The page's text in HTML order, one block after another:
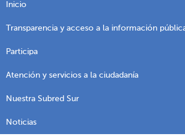
Inicio
Transparencia y acceso a la información
Participa
Atención y servicios a la ciudadanía
Nuestra Subred Sur
Noticias